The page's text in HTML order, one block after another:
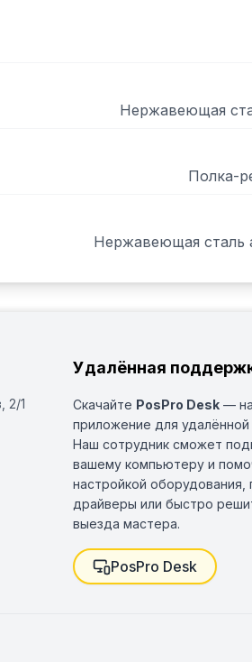
Нержавеющая
Полка-
Нержавеющая сталь
2/1
Удалённая
Скачайте PosPro Desk —
приложение для
Наш сотрудник сможет
вашему компьютеру и
настройкой оборудования,
драйверы или быстро
выезда мастера.
PosPro Desk